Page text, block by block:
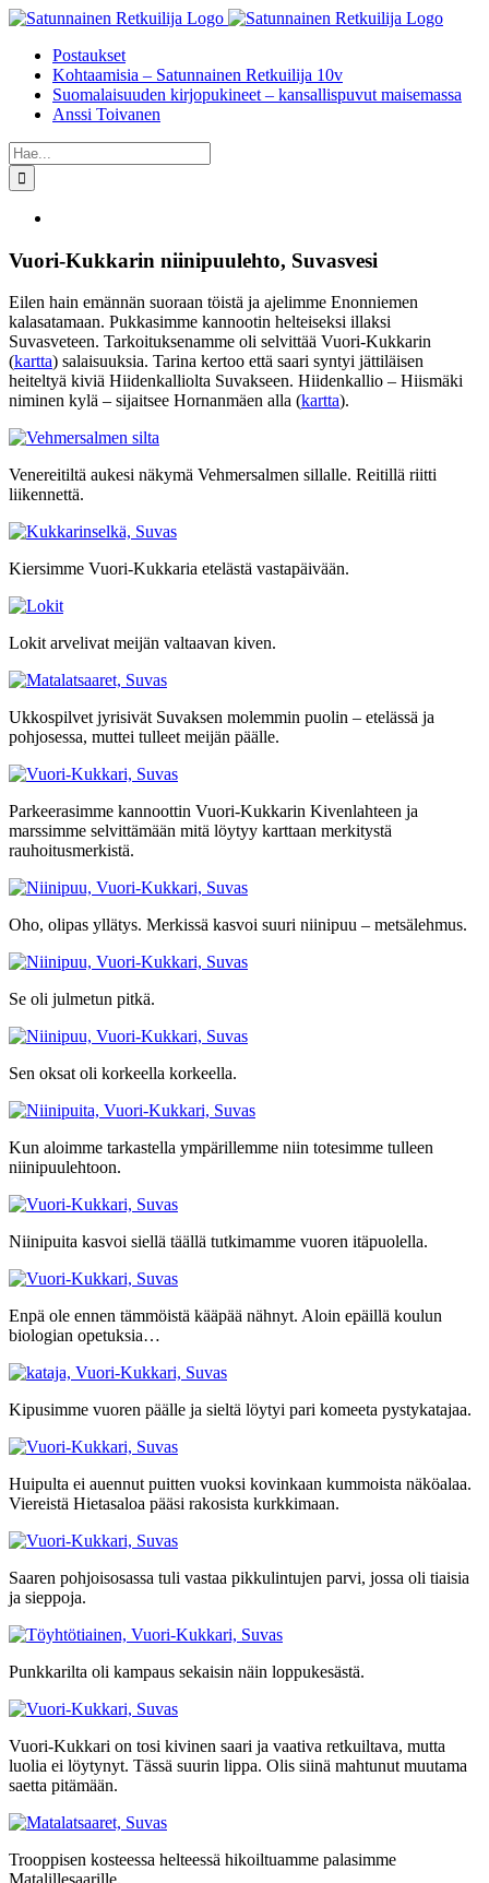
Skip
contentPostaukset
Kohtaamisia – Satunnainen Retkuilija 10v
Suomalaisuuden kirjopukineet – kansallispuvut maisemassa
Anssi Toivanen
Etsi
...
isompana
Vuori-Kukkarin niinipuulehto, Suvasvesi
Eilen hain emännän suoraan töistä ja ajelimme Enonniemen
kalasatamaan. Pukkasimme kannootin helteiseksi illaksi
Suvasveteen. Tarkoituksenamme oli selvittää Vuori-Kukkarin
(kartta) salaisuuksia. Tarina kertoo että saari syntyi jättiläisen
heiteltyä kiviä Hiidenkalliolta Suvakseen. Hiidenkallio – Hiismäki
niminen kylä – sijaitsee Hornanmäen alla (kartta).
Venereitiltä aukesi näkymä Vehmersalmen sillalle. Reitillä riitti
liikennettä.
Kiersimme Vuori-Kukkaria etelästä vastapäivään.
Lokit arvelivat meijän valtaavan kiven.
Ukkospilvet jyrisivät Suvaksen molemmin puolin – etelässä ja
pohjosessa, muttei tulleet meijän päälle.
Parkeerasimme kannoottin Vuori-Kukkarin Kivenlahteen ja
marssimme selvittämään mitä löytyy karttaan merkitystä
rauhoitusmerkistä.
Oho, olipas yllätys. Merkissä kasvoi suuri niinipuu – metsälehmus.
Se oli julmetun pitkä.
Sen oksat oli korkeella korkeella.
Kun aloimme tarkastella ympärillemme niin totesimme tulleen
niinipuulehtoon.
Niinipuita kasvoi siellä täällä tutkimamme vuoren itäpuolella.
Enpä ole ennen tämmöistä kääpää nähnyt. Aloin epäillä koulun
biologian opetuksia…
Kipusimme vuoren päälle ja sieltä löytyi pari komeeta pystykatajaa.
Huipulta ei auennut puitten vuoksi kovinkaan kummoista näköalaa.
Viereistä Hietasaloa pääsi rakosista kurkkimaan.
Saaren pohjoisosassa tuli vastaa pikkulintujen parvi, jossa oli tiaisia
ja sieppoja.
Punkkarilta oli kampaus sekaisin näin loppukesästä.
Vuori-Kukkari on tosi kivinen saari ja vaativa retkuiltava, mutta
luolia ei löytynyt. Tässä suurin lippa. Olis siinä mahtunut muutama
saetta pitämään.
Trooppisen kosteessa helteessä hikoiltuamme palasimme